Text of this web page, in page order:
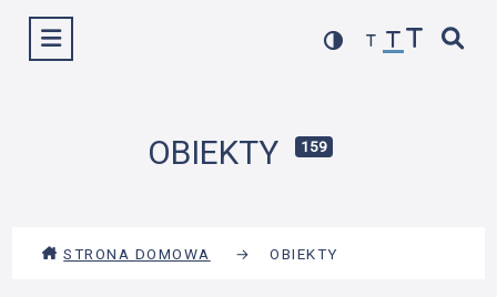
Wyświetl menu
OBIEKTY 159
STRONA DOMOWA → OBIEKTY